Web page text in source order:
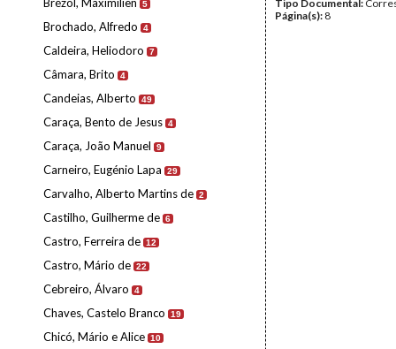
5
Brochado, Alfredo 4
Caldeira, Heliodoro 7
Câmara, Brito 4
Candeias, Alberto 49
Caraça, Bento de Jesus 4
Caraça, João Manuel 9
Carneiro, Eugénio Lapa 29
Carvalho, Alberto Martins de 2
Castilho, Guilherme de 6
Castro, Ferreira de 12
Castro, Mário de 22
Cebreiro, Álvaro 4
Chaves, Castelo Branco 19
Chicó, Mário e Alice 10
Tipo Documental:
Página(s): 8